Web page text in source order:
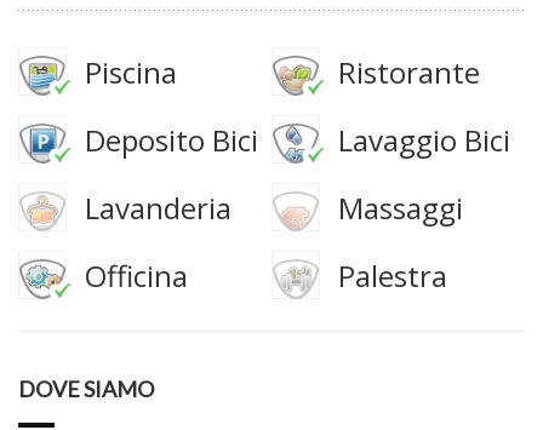
Piscina
Ristorante
Deposito Bici
Lavaggio Bici
Lavanderia
Massaggi
Officina
Palestra
DOVE SIAMO